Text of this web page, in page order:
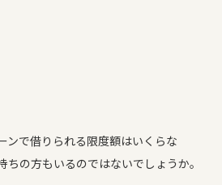
ンで借りられる限度額はいくらな
の方もいるのではないでしょうか。